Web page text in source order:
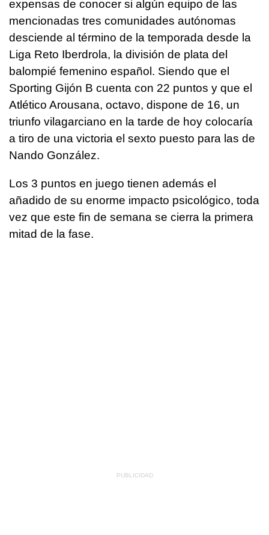
expensas de conocer si algún equipo de las
mencionadas tres comunidades autónomas
desciende al término de la temporada desde la
Liga Reto Iberdrola, la división de plata del
balompié femenino español. Siendo que el
Sporting Gijón B cuenta con 22 puntos y que el
Atlético Arousana, octavo, dispone de 16, un
triunfo vilagarciano en la tarde de hoy colocaría
a tiro de una victoria el sexto puesto para las de
Nando González.
Los 3 puntos en juego tienen además el
añadido de su enorme impacto psicológico, toda
vez que este fin de semana se cierra la primera
mitad de la fase.